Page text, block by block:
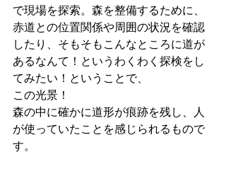
で現場を探索。森を整備するために、
赤道との位置関係や周囲の状況を確認
したり、そもそもこんなところに道が
あるなんて！というわくわく探検をし
てみたい！ということで、
この光景！
森の中に確かに道形が痕跡を残し、人
が使っていたことを感じられるもので
す。